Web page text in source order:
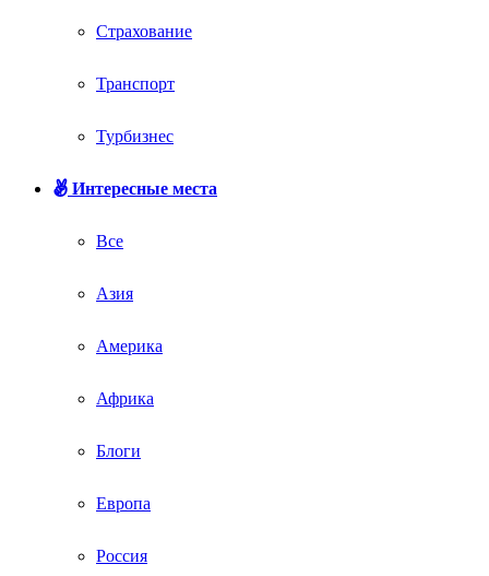
Страхование
Транспорт
Турбизнес
Интересные места
Все
Азия
Америка
Африка
Блоги
Европа
Россия